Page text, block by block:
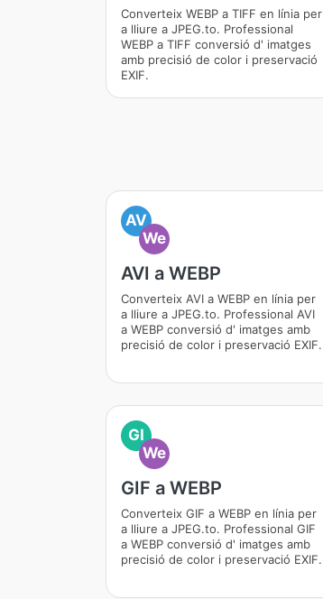
Converteix WEBP a TIFF en línia per
a lliure a JPEG.to. Professional
WEBP a TIFF conversió d' imatges
amb precisió de color i preservació
EXIF.
AV
We
AVI a WEBP
Converteix AVI a WEBP en línia per
a lliure a JPEG.to. Professional AVI
a WEBP conversió d' imatges amb
precisió de color i preservació EXIF.
GI
We
GIF a WEBP
Converteix GIF a WEBP en línia per
a lliure a JPEG.to. Professional GIF
a WEBP conversió d' imatges amb
precisió de color i preservació EXIF.